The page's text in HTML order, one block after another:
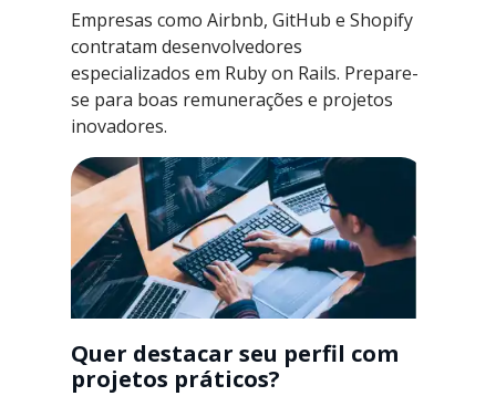
Empresas como Airbnb, GitHub e Shopify
contratam desenvolvedores
especializados em Ruby on Rails. Prepare-
se para boas remunerações e projetos
inovadores.
Quer destacar seu perfil com
projetos práticos?